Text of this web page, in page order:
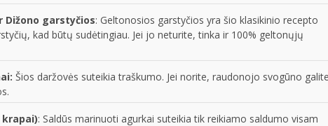
garstyčios: Geltonosios garstyčios yra šio klasikinio recepto
kad būtų sudėtingiau. Jei jo neturite, tinka ir 100% geltonųjų
Šios daržovės suteikia traškumo. Jei norite, raudonojo svogūno
: Saldūs marinuoti agurkai suteikia tik reikiamo saldumo visam